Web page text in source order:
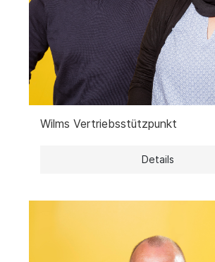
Wilms Vertriebsstützpunkt
Details